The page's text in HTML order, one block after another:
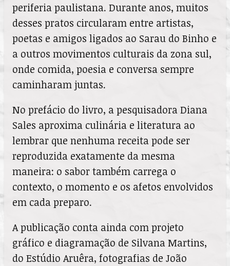
periferia paulistana. Durante anos, muitos
desses pratos circularam entre artistas,
poetas e amigos ligados ao Sarau do Binho e
a outros movimentos culturais da zona sul,
onde comida, poesia e conversa sempre
caminharam juntas.
No prefácio do livro, a pesquisadora Diana
Sales aproxima culinária e literatura ao
lembrar que nenhuma receita pode ser
reproduzida exatamente da mesma
maneira: o sabor também carrega o
contexto, o momento e os afetos envolvidos
em cada preparo.
A publicação conta ainda com projeto
gráfico e diagramação de Silvana Martins,
do Estúdio Aruêra, fotografias de João